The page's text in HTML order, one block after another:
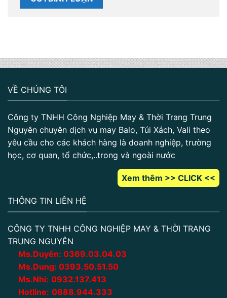
VỀ CHÚNG TÔI
Công ty TNHH Công Nghiệp May & Thời Trang Trung
Nguyên chuyên dịch vụ may Balo, Túi Xách, Vali theo
yêu cầu cho các khách hàng là doanh nghiệp, trường
học, cơ quan, tổ chức,..trong và ngoài nước
Xem thêm >> CLICK <<
THÔNG TIN LIÊN HỆ
CÔNG TY TNHH CÔNG NGHIỆP MAY & THỜI TRANG
TRUNG NGUYÊN
Ms.Duyên: 0369.03.04.03
Ms.Dung: 0393.50.51.50
Ms.Nhi: 0932.137.413
Hotline: 0888.944.333